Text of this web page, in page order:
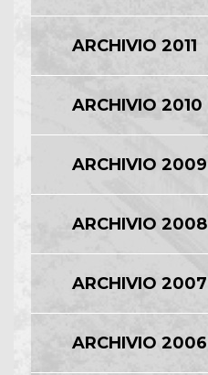
ARCHIVIO 2011
ARCHIVIO 2010
ARCHIVIO 2009
ARCHIVIO 2008
ARCHIVIO 2007
ARCHIVIO 2006